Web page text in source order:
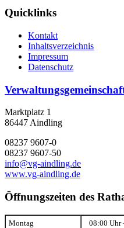
Quicklinks
Kontakt
Inhaltsverzeichnis
Impressum
Datenschutz
Marktplatz 1
86447 Aindling
08237 9607-0
08237 9607-50
info@vg-aindling.de
www.vg-aindling.de
Öffnungszeiten des
Montag 08:00 Uhr